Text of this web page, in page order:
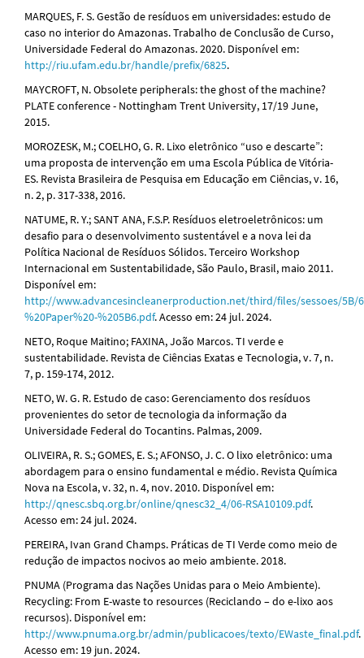
MARQUES, F. S. Gestão de resíduos em universidades: estudo de
caso no interior do Amazonas. Trabalho de Conclusão de Curso,
Universidade Federal do Amazonas. 2020. Disponível em:
http://riu.ufam.edu.br/handle/prefix/6825.
MAYCROFT, N. Obsolete peripherals: the ghost of the machine?
PLATE conference - Nottingham Trent University, 17/19 June,
2015.
MOROZESK, M.; COELHO, G. R. Lixo eletrônico “uso e descarte”:
uma proposta de intervenção em uma Escola Pública de Vitória-
ES. Revista Brasileira de Pesquisa em Educação em Ciências, v. 16,
n. 2, p. 317-338, 2016.
NATUME, R. Y.; SANT ANA, F.S.P. Resíduos eletroeletrônicos: um
desafio para o desenvolvimento sustentável e a nova lei da
Política Nacional de Resíduos Sólidos. Terceiro Workshop
Internacional em Sustentabilidade, São Paulo, Brasil, maio 2011.
Disponível em:
http://www.advancesincleanerproduction.net/third/files/sessoes/5B/
%20Paper%20-%205B6.pdf. Acesso em: 24 jul. 2024.
NETO, Roque Maitino; FAXINA, João Marcos. TI verde e
sustentabilidade. Revista de Ciências Exatas e Tecnologia, v. 7, n.
7, p. 159-174, 2012.
NETO, W. G. R. Estudo de caso: Gerenciamento dos resíduos
provenientes do setor de tecnologia da informação da
Universidade Federal do Tocantins. Palmas, 2009.
OLIVEIRA, R. S.; GOMES, E. S.; AFONSO, J. C. O lixo eletrônico: uma
abordagem para o ensino fundamental e médio. Revista Química
Nova na Escola, v. 32, n. 4, nov. 2010. Disponível em:
http://qnesc.sbq.org.br/online/qnesc32_4/06-RSA10109.pdf.
Acesso em: 24 jul. 2024.
PEREIRA, Ivan Grand Champs. Práticas de TI Verde como meio de
redução de impactos nocivos ao meio ambiente. 2018.
PNUMA (Programa das Nações Unidas para o Meio Ambiente).
Recycling: From E-waste to resources (Reciclando – do e-lixo aos
recursos). Disponível em:
http://www.pnuma.org.br/admin/publicacoes/texto/EWaste_final.pdf.
Acesso em: 19 jun. 2024.